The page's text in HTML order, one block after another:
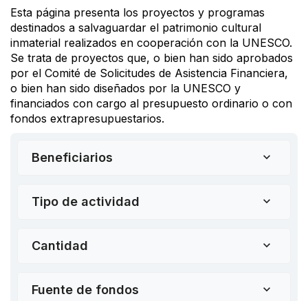
Esta página presenta los proyectos y programas
destinados a salvaguardar el patrimonio cultural
inmaterial realizados en cooperación con la UNESCO.
Se trata de proyectos que, o bien han sido aprobados
por el Comité de Solicitudes de Asistencia Financiera,
o bien han sido diseñados por la UNESCO y
financiados con cargo al presupuesto ordinario o con
fondos extrapresupuestarios.
Beneficiarios
Tipo de actividad
Cantidad
Fuente de fondos